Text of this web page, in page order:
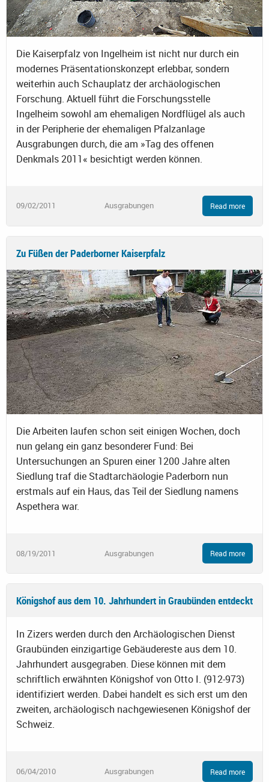
Die Kaiserpfalz von Ingelheim ist nicht nur durch ein
modernes Präsentationskonzept erlebbar, sondern
weiterhin auch Schauplatz der archäologischen
Forschung. Aktuell führt die Forschungsstelle
Ingelheim sowohl am ehemaligen Nordflügel als auch
in der Peripherie der ehemaligen Pfalzanlage
Ausgrabungen durch, die am »Tag des offenen
Denkmals 2011« besichtigt werden können.
09/02/2011 Ausgrabungen Read more
Zu Füßen der Paderborner Kaiserpfalz
Die Arbeiten laufen schon seit einigen Wochen, doch
nun gelang ein ganz besonderer Fund: Bei
Untersuchungen an Spuren einer 1200 Jahre alten
Siedlung traf die Stadtarchäologie Paderborn nun
erstmals auf ein Haus, das Teil der Siedlung namens
Aspethera war.
08/19/2011 Ausgrabungen Read more
Königshof aus dem 10. Jahrhundert in Graubünden entdeckt
In Zizers werden durch den Archäologischen Dienst
Graubünden einzigartige Gebäudereste aus dem 10.
Jahrhundert ausgegraben. Diese können mit dem
schriftlich erwähnten Königshof von Otto I. (912-973)
identifiziert werden. Dabei handelt es sich erst um den
zweiten, archäologisch nachgewiesenen Königshof der
Schweiz.
06/04/2010 Ausgrabungen Read more